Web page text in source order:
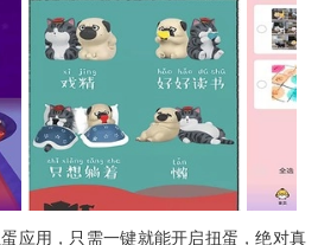
应用，只需一键就能开启扭蛋，绝对真